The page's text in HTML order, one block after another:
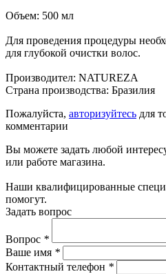
Объем: 500 мл
Для проведения процедуры
для глубокой очистки волос.
Производител: NATUREZA
Страна производства: Бразилия
Пожалуйста, авторизуйтесь для
комментарии
Вы можете задать любой
или работе магазина.
Наши квалифицированные
помогут.
Задать вопрос
Вопрос *
Ваше имя *
Контактный телефон *